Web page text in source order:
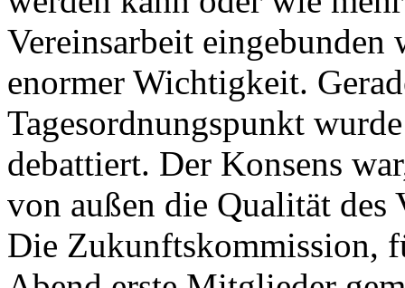
Vereinsarbeit
enormer Wichtigkeit.
Tagesordnungspunkt
debattiert. Der Konsens
von außen die Qualität des
Die Zukunftskommission,